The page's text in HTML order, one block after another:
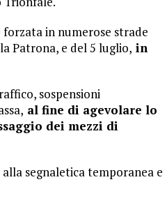
in numerose strade
Patrona, e del 5 luglio, in
sospensioni
al fine di agevolare lo
dei mezzi di
segnaletica temporanea e